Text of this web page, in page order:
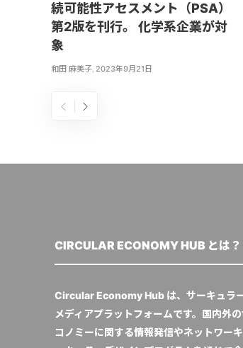
続可能性アセスメント（PSA）
第2版を刊行。 化学系企業が対
象
和田 麻美子, 2023年9月21日
CIRCULAR ECONOMY HUB とは？
Circular Economy Hub は、サーキュラ
メディアプラットフォームです。国内外
コノミーに関する情報発信やネットワー